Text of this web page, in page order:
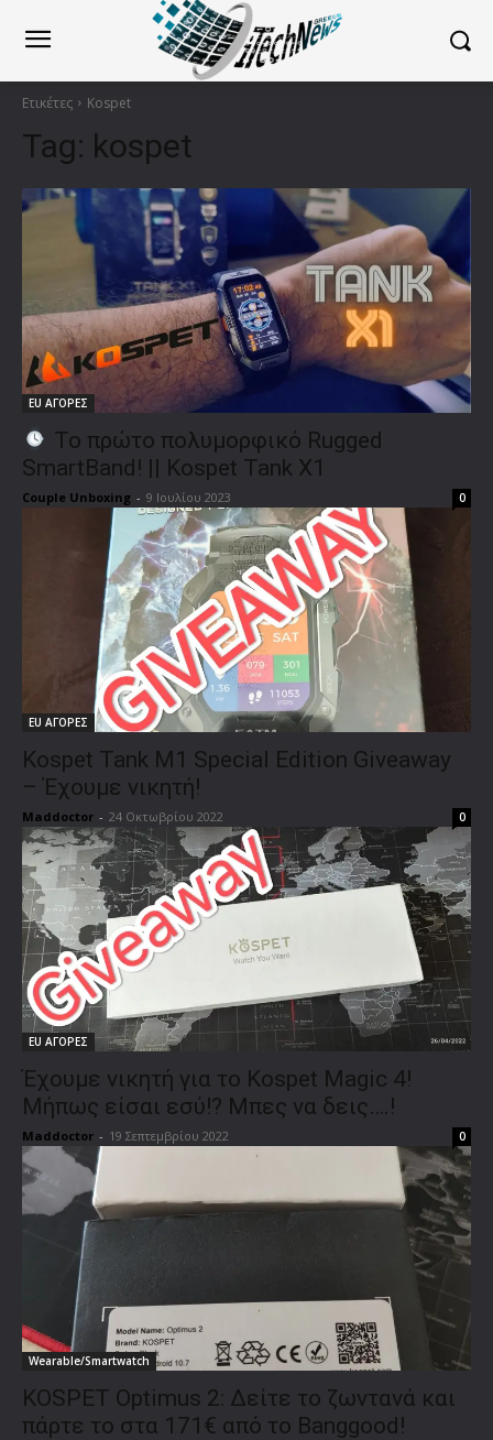
Ετικέτες Kospet
Tag: kospet
EU ΑΓΟΡΕΣ
To πρώτο πολυμορφικό Rugged
SmartBand! || Kospet Tank X1
Couple Unboxing - 9 Ιουλίου 2023 0
EU ΑΓΟΡΕΣ
Kospet Tank M1 Special Edition Giveaway
– Έχουμε νικητή!
Maddoctor - 24 Οκτωβρίου 2022 0
EU ΑΓΟΡΕΣ
Έχουμε νικητή για το Kospet Magic 4!
Μήπως είσαι εσύ!? Μπες να δεις….!
Maddoctor - 19 Σεπτεμβρίου 2022 0
Wearable/Smartwatch
KOSPET Optimus 2: Δείτε το ζωντανά και
πάρτε το στα 171€ από το Banggood!